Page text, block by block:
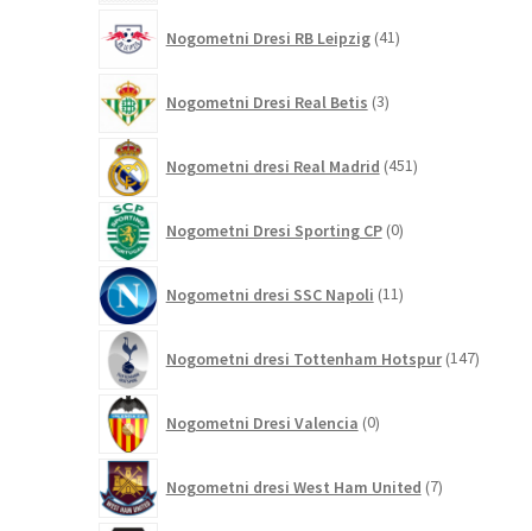
Nogometni Dresi RB Leipzig 41izdelkov
Nogometni Dresi Real Betis 3izdelki
Nogometni dresi Real Madrid 451izdelkov
Nogometni Dresi Sporting CP 0izdelkov
Nogometni dresi SSC Napoli 11izdelkov
Nogometni dresi Tottenham Hotspur 147
Nogometni Dresi Valencia 0izdelkov
Nogometni dresi West Ham United 7izdelkov